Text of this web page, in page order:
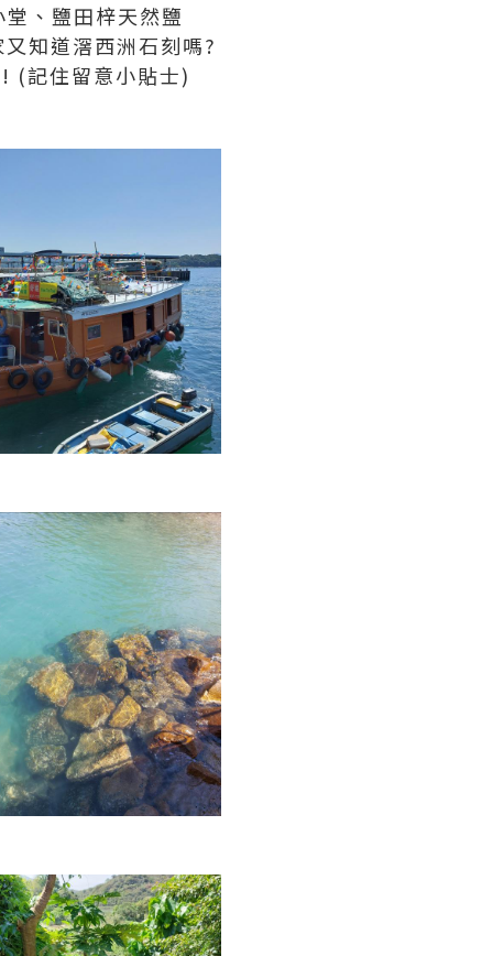
、鹽田梓天然鹽
知道滘西洲石刻嗎?
(記住留意小貼士)